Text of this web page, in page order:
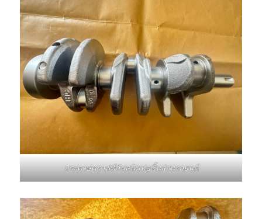
กระดาษคราฟท์กันสนิมห่อชิ้นส่วนรถยนต์